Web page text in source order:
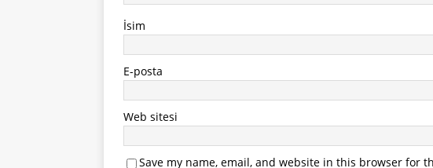
İsim
E-posta
Web sitesi
Save my name, email, and website in this browser for